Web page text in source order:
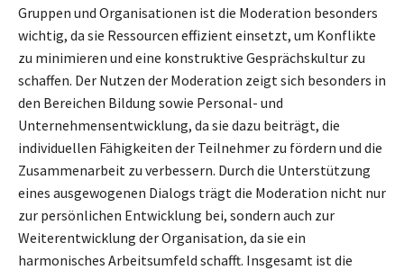
Gruppen und Organisationen ist die Moderation besonders
wichtig, da sie Ressourcen effizient einsetzt, um Konflikte
zu minimieren und eine konstruktive Gesprächskultur zu
schaffen. Der Nutzen der Moderation zeigt sich besonders in
den Bereichen Bildung sowie Personal- und
Unternehmensentwicklung, da sie dazu beiträgt, die
individuellen Fähigkeiten der Teilnehmer zu fördern und die
Zusammenarbeit zu verbessern. Durch die Unterstützung
eines ausgewogenen Dialogs trägt die Moderation nicht nur
zur persönlichen Entwicklung bei, sondern auch zur
Weiterentwicklung der Organisation, da sie ein
harmonisches Arbeitsumfeld schafft. Insgesamt ist die